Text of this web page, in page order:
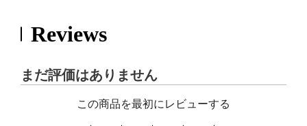
Reviews
まだ評価はありません
この商品を最初にレビューする